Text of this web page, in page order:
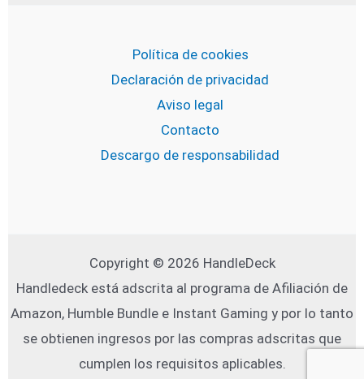
Política de cookies
Declaración de privacidad
Aviso legal
Contacto
Descargo de responsabilidad
Copyright © 2026 HandleDeck
Handledeck está adscrita al programa de Afiliación de
Amazon, Humble Bundle e Instant Gaming y por lo tanto
se obtienen ingresos por las compras adscritas que
cumplen los requisitos aplicables.